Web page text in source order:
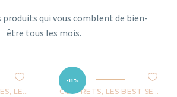
produits qui vous comblent de bien-
être tous les mois.
, LES BEST SELLERS
-11%
COFFRETS, LES BEST SELLERS